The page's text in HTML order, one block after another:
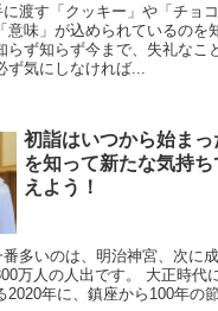
渡す「クッキー」や「チョ
意味」が込められているのを
らず知らず今まで、失礼なこ
気にしなければ...
初詣はいつから始まっ
を知って新たな気持
えよう！
多いのは、明治神宮、次に成
万人の人出です。 大正時代
年に、鎮座から100年の